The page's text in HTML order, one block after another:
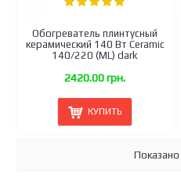
Обогреватель плинтусный
керамический 140 Вт Ceramic
140/220 (ML) dark
2420.00 грн.
КУПИТЬ
Показано